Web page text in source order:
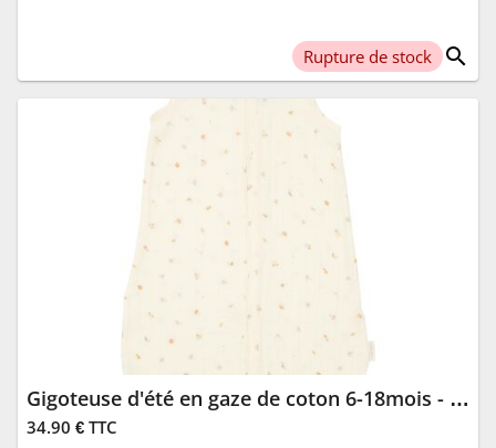
Rupture de stock search
Gigoteuse d'été en gaze de coton 6-18mois - Forest Treasures
34.90 € TTC